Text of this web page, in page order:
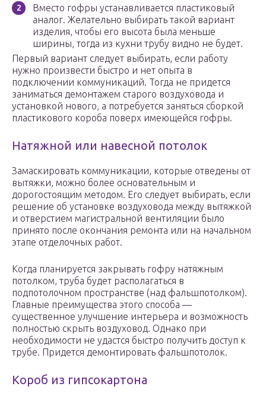
Вместо гофры устанавливается пластиковый
аналог. Желательно выбирать такой вариант
изделия, чтобы его высота была меньше
ширины, тогда из кухни трубу видно не будет.
Первый вариант следует выбирать, если работу
нужно произвести быстро и нет опыта в
подключении коммуникаций. Тогда не придется
заниматься демонтажем старого воздуховода и
установкой нового, а потребуется заняться сборкой
пластикового короба поверх имеющейся гофры.
Натяжной или навесной потолок
Замаскировать коммуникации, которые отведены от
вытяжки, можно более основательным и
дорогостоящим методом. Его следует выбирать, если
решение об установке воздуховода между вытяжкой
и отверстием магистральной вентиляции было
принято после окончания ремонта или на начальном
этапе отделочных работ.
Когда планируется закрывать гофру натяжным
потолком, труба будет располагаться в
подпотолочном пространстве (над фальшпотолком).
Главные преимущества этого способа —
существенное улучшение интерьера и возможность
полностью скрыть воздуховод. Однако при
необходимости не удастся быстро получить доступ к
трубе. Придется демонтировать фальшпотолок.
Короб из гипсокартона